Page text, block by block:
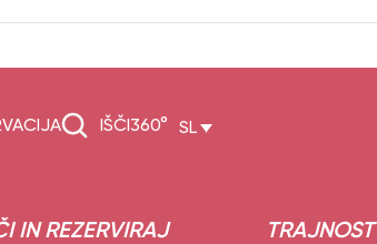
IŠČI360° SL
IN REZERVIRAJ TRAJNOST